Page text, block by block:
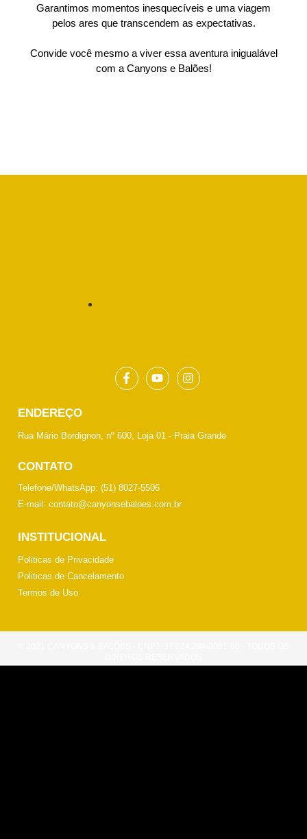
Garantimos momentos inesquecíveis e uma viagem
pelos ares que transcendem as expectativas.
Convide você mesmo a viver essa aventura inigualável
com a Canyons e Balões!
ENDEREÇO
Rua Mário Bordignon, nº 600, Loja 01 - Praia Grande
CONTATO​
Telefone/WhatsApp: (51) 8027-5506
E-mail: contato@canyonsebaloes.com.br
INSTITUCIONAL
Politicas de Privacidade
Politicas de Cancelamento
Termos de Uso